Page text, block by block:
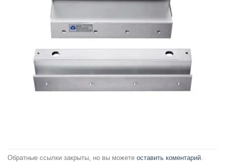
Обратные ссылки закрыты, но вы можете оставить коментарий